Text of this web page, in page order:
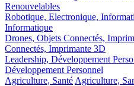
Renouvelables
Robotique, Electronique,
Informatique
Drones, Objets Connectés,
Connectés, Imprimante 3D
Leadership, Développement
Développement Personnel
Agriculture, Santé Agriculture,